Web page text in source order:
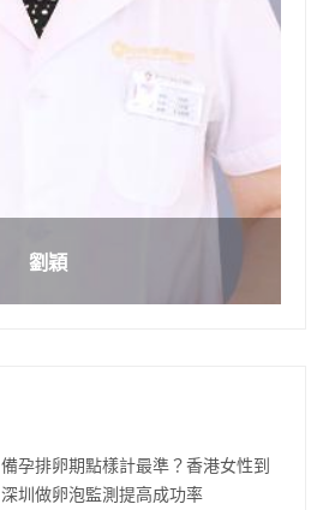
劉穎
備孕排卵期點樣計最準？香港女性到
深圳做卵泡監測提高成功率